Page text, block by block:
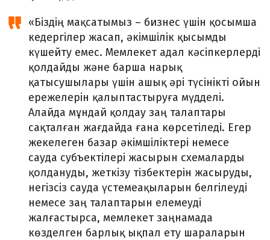
«Біздің мақсатымыз – бизнес үшін қосымша
кедергілер жасап, әкімшілік қысымды
күшейту емес. Мемлекет адал кәсіпкерлерді
қолдайды және барша нарық
қатысушылары үшін ашық әрі түсінікті ойын
ережелерін қалыптастыруға мүдделі.
Алайда мұндай қолдау заң талаптары
сақталған жағдайда ғана көрсетіледі. Егер
жекелеген базар әкімшіліктері немесе
сауда субъектілері жасырын схемаларды
қолдануды, жеткізу тізбектерін жасыруды,
негізсіз сауда үстемеақыларын белгілеуді
немесе заң талаптарын елемеуді
жалғастырса, мемлекет заңнамада
көзделген барлық ықпал ету шараларын